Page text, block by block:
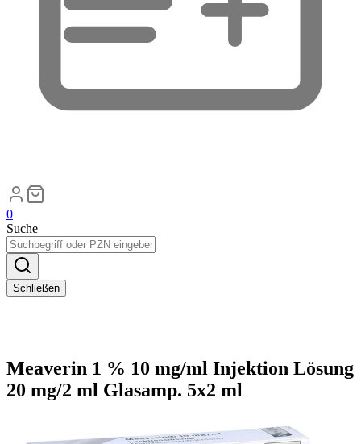
0
Suche
Schließen
Meaverin 1 % 10 mg/ml Injektion Lösung
20 mg/2 ml Glasamp. 5x2 ml